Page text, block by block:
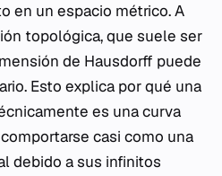
en un espacio métrico. A
topológica, que suele ser
de Hausdorff puede
Esto explica por qué una
es una curva
casi como una
debido a sus infinitos